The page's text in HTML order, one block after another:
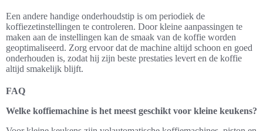
Een andere handige onderhoudstip is om periodiek de
koffiezetinstellingen te controleren. Door kleine aanpassingen te
maken aan de instellingen kan de smaak van de koffie worden
geoptimaliseerd. Zorg ervoor dat de machine altijd schoon en goed
onderhouden is, zodat hij zijn beste prestaties levert en de koffie
altijd smakelijk blijft.
FAQ
Welke koffiemachine is het meest geschikt voor kleine keukens?